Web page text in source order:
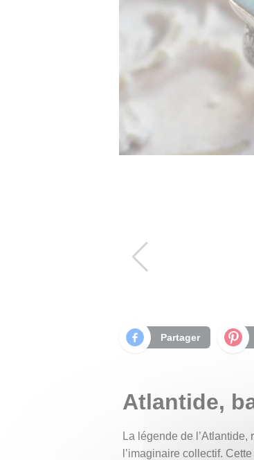
Partager
Atlantide,
La légende de
l’imaginaire collectif.